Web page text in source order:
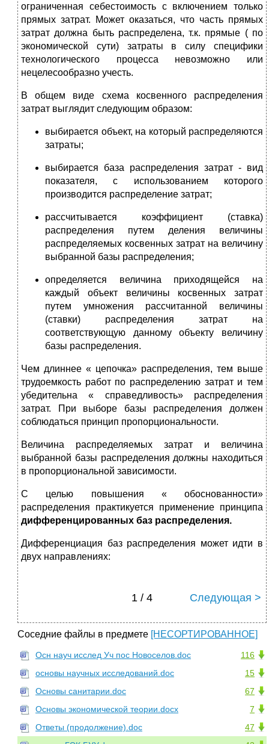
ограниченная себестоимость с включением только
прямых затрат. Может оказаться, что часть прямых
затрат должна быть распределена, т.к. прямые ( по
экономической сути) затраты в силу специфики
технологического процесса невозможно или
нецелесообразно учесть.
В общем виде схема косвенного распределения
затрат выглядит следующим образом:
выбирается объект, на который распределяются
затраты;
выбирается база распределения затрат - вид
показателя, с использованием которого
производится распределение затрат;
рассчитывается коэффициент (ставка)
распределения путем деления величины
распределяемых косвенных затрат на величину
выбранной базы распределения;
определяется величина приходящейся на
каждый объект величины косвенных затрат
путем умножения рассчитанной величины
(ставки) распределения затрат на
соответствующую данному объекту величину
базы распределения.
Чем длиннее « цепочка» распределения, тем выше
трудоемкость работ по распределению затрат и тем
убедительна « справедливость» распределения
затрат. При выборе базы распределения должен
соблюдаться принцип пропорциональности.
Величина распределяемых затрат и величина
выбранной базы распределения должны находиться
в пропорциональной зависимости.
С целью повышения « обоснованности»
распределения практикуется применение принципа
дифференцированных баз распределения.
Дифференциация баз распределения может идти в
двух направлениях:
1 / 4 Следующая >
Соседние файлы в предмете [НЕСОРТИРОВАННОЕ]
116
Осн науч исслед Уч пос Новоселов.doc
15
основы научных исследований.doc
67
Основы санитарии.doc
7
Основы экономической теории.docx
47
Ответы (продолжение).doc